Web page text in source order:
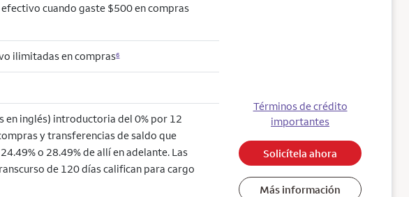
cuando gaste $500 en compras
ilimitadas en compras6
en inglés) introductoria del 0% por 12
y transferencias de saldo que
o 28.49% de allí en adelante. Las
de 120 días califican para cargo
Términos de crédito
importantes
Solicítela ahora
Más información